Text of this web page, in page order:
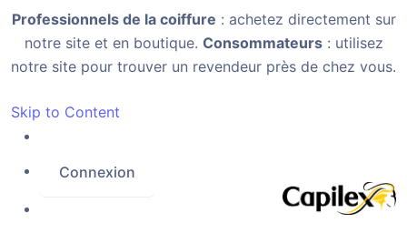
Professionnels de la coiffure : achetez directement sur
notre site et en boutique. Consommateurs: utilisez
notre site pour trouver un revendeur près de chez vous.
Skip to Content
Connexion